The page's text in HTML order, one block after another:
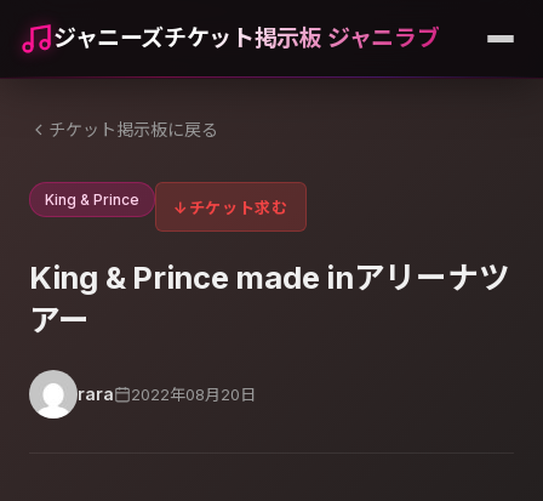
ジャニーズチケット掲示板 ジャニラブ
チケット掲示板に戻る
King & Prince ↓ チケット求む
King & Prince made inアリーナツ
アー
rara 2022年08月20日